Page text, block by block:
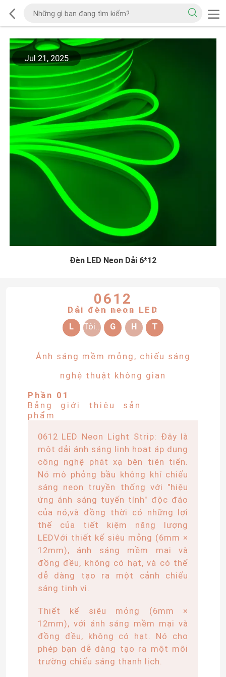
Jul 21, 2025
Đèn LED Neon Dải 6*12
0612
Dải đèn neon LED
L
Tôi... G H T
Ánh sáng mềm mỏng, chiếu sáng
nghệ thuật không gian
Phần 01
Bảng giới thiệu sản
phẩm
0612 LED Neon Light Strip: Đây là
một dải ánh sáng linh hoạt áp dụng
công nghệ phát xạ bên tiên tiến.
Nó mô phỏng bầu không khí chiếu
sáng neon truyền thống với "hiệu
ứng ánh sáng tuyến tính" độc đáo
của nó,và đồng thời có những lợi
thế của tiết kiệm năng lượng
LEDVới thiết kế siêu mỏng (6mm ×
12mm), ánh sáng mềm mại và
đồng đều, không có hạt, và có thể
dễ dàng tạo ra một cảnh chiếu
sáng tinh vi.
Thiết kế siêu mỏng (6mm ×
12mm), với ánh sáng mềm mại và
đồng đều, không có hạt. Nó cho
phép bạn dễ dàng tạo ra một môi
trường chiếu sáng thanh lịch.